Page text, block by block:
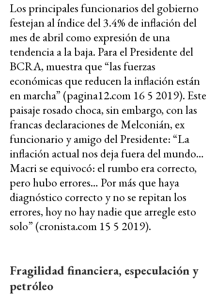
Los principales funcionarios del gobierno
festejan al índice del 3.4% de inflación del
mes de abril como expresión de una
tendencia a la baja. Para el Presidente del
BCRA, muestra que “las fuerzas
económicas que reducen la inflación están
en marcha” (pagina12.com 16 5 2019). Este
paisaje rosado choca, sin embargo, con las
francas declaraciones de Melconián, ex
funcionario y amigo del Presidente: “La
inflación actual nos deja fuera del mundo…
Macri se equivocó: el rumbo era correcto,
pero hubo errores… Por más que haya
diagnóstico correcto y no se repitan los
errores, hoy no hay nadie que arregle esto
solo” (cronista.com 15 5 2019).
Fragilidad financiera, especulación y
petróleo